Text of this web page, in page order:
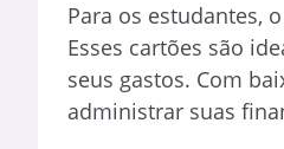
Para os estudantes,
Esses cartões são
seus gastos. Com
administrar suas